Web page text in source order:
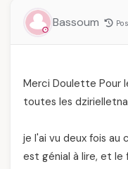
temps
Bassoum
Merci Doulette Pour
toutes les
je l'ai vu deux fois au
est génial à lire, et